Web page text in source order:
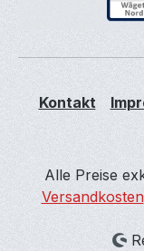
Kontakt
Alle Preise
Versandkosten